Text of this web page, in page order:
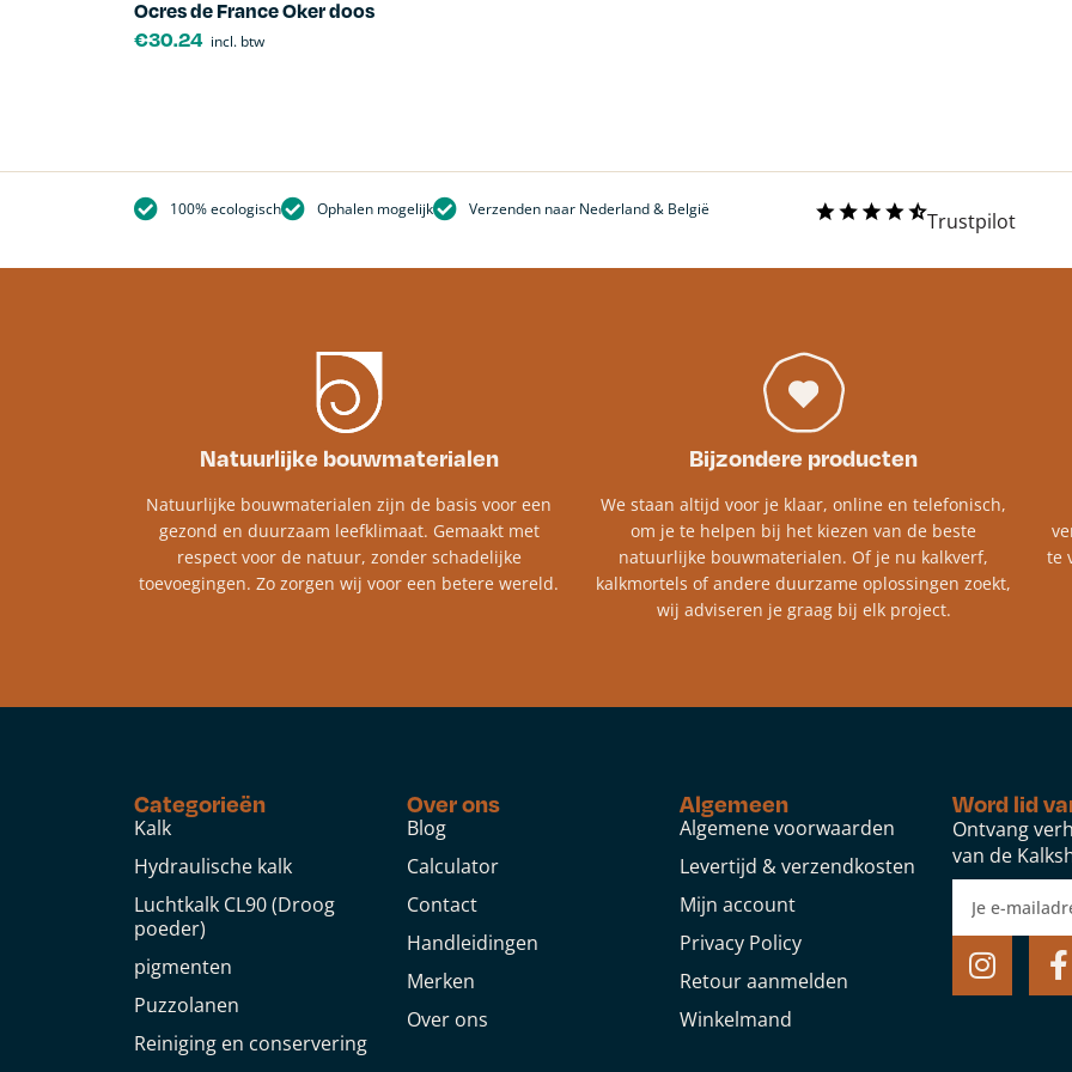
Ocres de France Oker doos
€30.24 incl. btw
100% ecologisch Ophalen mogelijk Verzenden naar Nederland & België Trustpilot
Natuurlijke bouwmaterialen
Natuurlijke bouwmaterialen zijn de basis voor een
gezond en duurzaam leefklimaat. Gemaakt met
respect voor de natuur, zonder schadelijke
toevoegingen. Zo zorgen wij voor een betere wereld.
Bijzondere producten
We staan altijd voor je klaar, online en telefonisch,
om je te helpen bij het kiezen van de beste
natuurlijke bouwmaterialen. Of je nu kalkverf,
kalkmortels of andere duurzame oplossingen zoekt,
wij adviseren je graag bij elk project.​
te
Categorieën
Kalk
Hydraulische kalk
Luchtkalk CL90 (Droog
poeder)
pigmenten
Puzzolanen
Reiniging en conservering
Over ons
Blog
Calculator
Contact
Handleidingen
Merken
Over ons
Algemeen
Algemene voorwaarden
Levertijd & verzendkosten
Mijn account
Privacy Policy
Retour aanmelden
Winkelmand
Word lid
Ontvang
van de